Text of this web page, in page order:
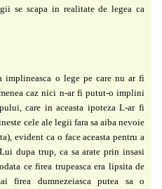
se scapa in realitate de legea ca
implineasca o lege pe care nu ar fi
caz nici n-ar fi putut-o implini
care inaceasta ipoteza L-ar fi
cele ale legii fara sa aiba nevoie
evident ca o face aceasta pentru a
dupa trup, ca sa arate prin insasi
ce firea trupeasca era lipsita de
firea dumnezeiasca putea sa o